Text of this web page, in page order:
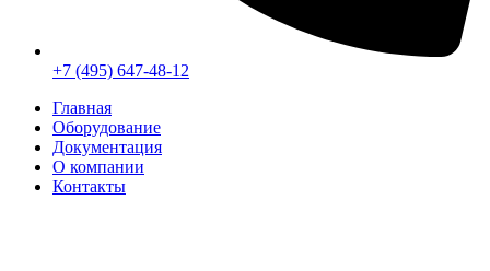
+7 (495) 647-48-12
Главная
Оборудование
Документация
О компании
Контакты